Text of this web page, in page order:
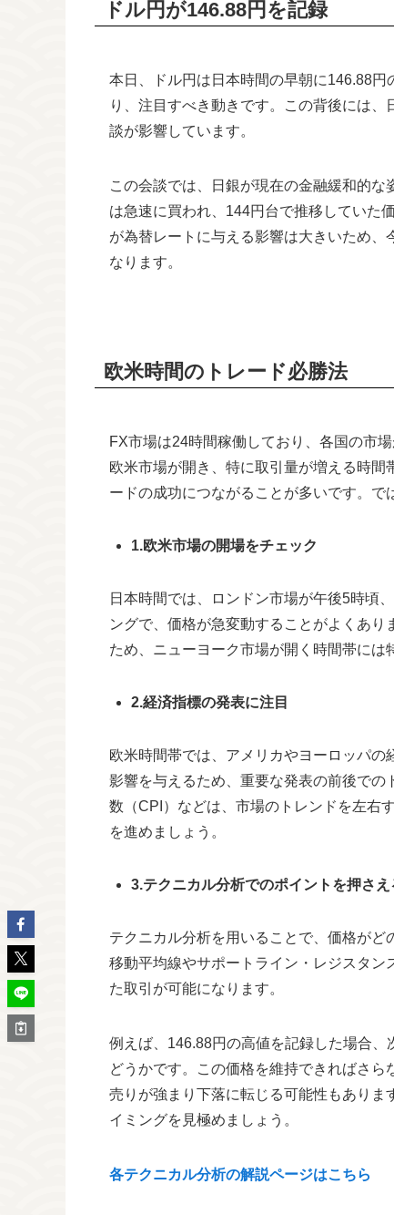
ドル円が146.88円を記録
本日、ドル円は日本時間の早朝に146.88
り、注目すべき動きです。この背後には
談が影響しています。
この会談では、日銀が現在の金融緩和的
は急速に買われ、144円台で推移していた
が為替レートに与える影響は大きいため
なります。
欧米時間のトレード必勝法
FX市場は24時間稼働しており、各国の市
欧米市場が開き、特に取引量が増える時
ードの成功につながることが多いです。で
1.欧米市場の開場をチェック
日本時間では、ロンドン市場が午後5時頃
ングで、価格が急変動することがよくあ
ため、ニューヨーク市場が開く時間帯には
2.経済指標の発表に注目
欧米時間帯では、アメリカやヨーロッパ
影響を与えるため、重要な発表の前後で
数（CPI）などは、市場のトレンドを左右
を進めましょう。
3.テクニカル分析でのポイントを押さえ
テクニカル分析を用いることで、価格がど
移動平均線やサポートライン・レジスタン
た取引が可能になります。
例えば、146.88円の高値を記録した場合
どうかです。この価格を維持できればさら
売りが強まり下落に転じる可能性もあり
イミングを見極めましょう。
各テクニカル分析の解説ページはこちら